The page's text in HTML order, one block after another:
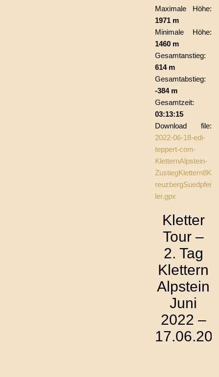
Maximale Höhe:
1971 m
Minimale Höhe:
1460 m
Gesamtanstieg:
614 m
Gesamtabstieg:
-384 m
Gesamtzeit:
03:13:15
Download file:
2022-06-18-edi-
teppert-com-
KletternAlpstein-
ZustiegKlettern8K
reuzbergSuedpfei
ler.gpx
Kletter
Tour –
2. Tag
Klettern
Alpstein
Juni
2022 –